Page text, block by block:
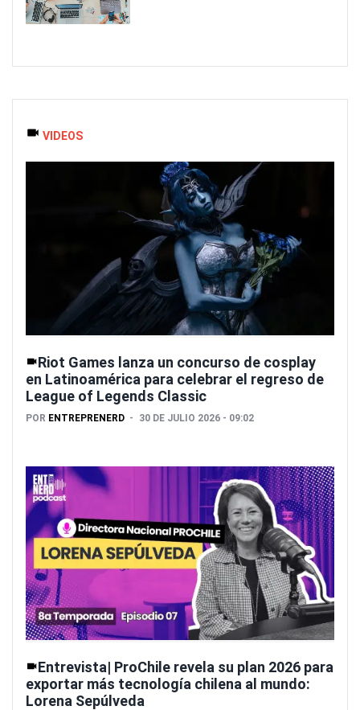
VIDEOS
Riot Games lanza un concurso de cosplay
en Latinoamérica para celebrar el regreso de
League of Legends Classic
POR ENTREPRENERD 30 DE JULIO 2026 - 09:02
Entrevista| ProChile revela su plan 2026 para
exportar más tecnología chilena al mundo:
Lorena Sepúlveda